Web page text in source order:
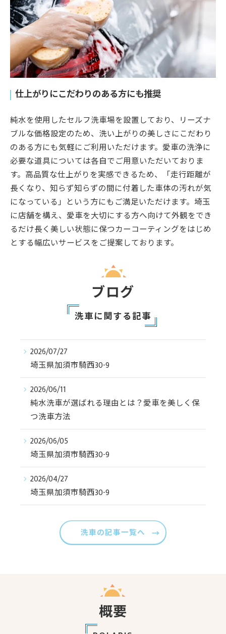
仕上がりにこだわりのある方にも推奨
純水を使用したセルフ洗車場を設置しており、リーズナ
ブルな価格設定のため、洗い上がりの美しさにこだわり
のある方にも気軽にご利用いただけます。愛車の洗浄に
必要な道具については各自でご用意いただいておりま
す。高品質な仕上がりを実感できるため、「走行距離が
長くなり、知らず知らずの間に付着した車体の汚れが気
になっている」という方にもご満足いただけます。埼玉
に店舗を構え、愛車を大切にする方へ向けて外観をでき
るだけ長く美しい状態に保つカーコーティングをはじめ
とする幅広いサービスをご提案しております。
ブログ
洗車に関する記事
2026/07/27
埼玉県加須市騎西30-9
2026/06/11
純水洗車が選ばれる理由とは？愛車を美しく保
つ洗車方法
2026/06/05
埼玉県加須市騎西30-9
2026/04/27
埼玉県加須市騎西30-9
洗車の記事一覧へ
概要